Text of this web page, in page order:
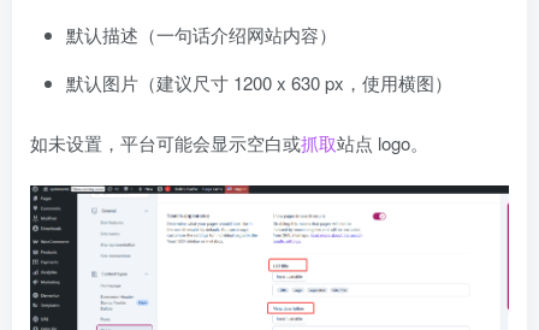
默认描述（一句话介绍网站内容）
默认图片（建议尺寸 1200 x 630 px，使用横图）
如未设置，平台可能会显示空白或抓取站点 logo。